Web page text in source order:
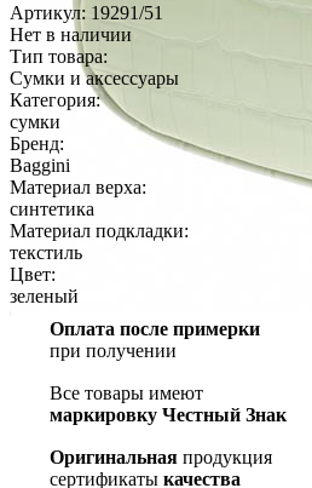
Артикул: 19291/51
Нет в наличии
Тип товара:
Сум­ки и ак­сессу­ары
Категория:
сум­ки
Бренд:
Bag­gi­ni
Материал верха:
син­те­тика
Материал подкладки:
текс­тиль
Цвет:
зе­леный
Оплата после примерки
при получении
Все товары имеют
маркировку Честный Знак
Оригинальная продукция
сертификаты качества